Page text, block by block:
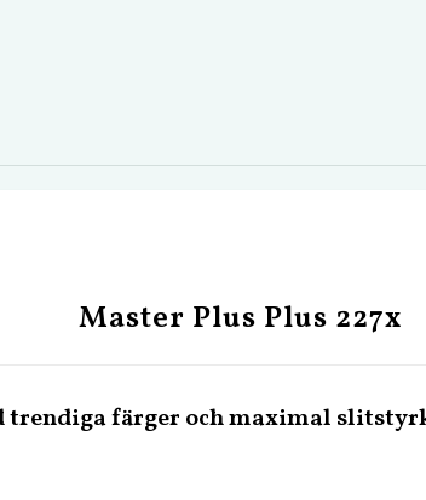
Master Plus Plus 227x
trendiga färger och maximal